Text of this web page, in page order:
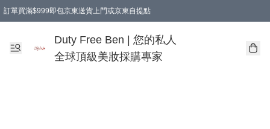
訂單買滿$999即包京東送貨上門或京東自提點
Duty Free Ben | 您的私人
全球頂級美妝採購專家